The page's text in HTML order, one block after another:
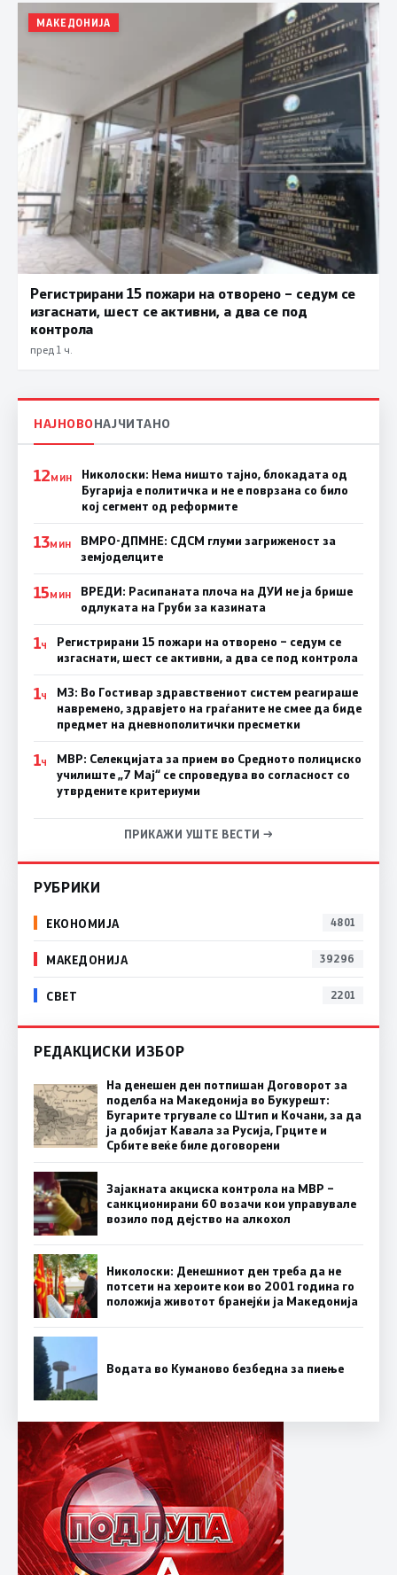
МАКЕДОНИЈА
Регистрирани 15 пожари на отворено – седум се
изгаснати, шест се активни, а два се под
контрола
пред 1 ч.
НАЈНОВОНАЈЧИТАНО
12МИН
Николоски: Нема ништо тајно, блокадата од
Бугарија е политичка и не е поврзана со било
кој сегмент од реформите
13МИН
ВМРО-ДПМНЕ: СДСМ глуми загриженост за
земјоделците
15МИН
ВРЕДИ: Расипаната плоча на ДУИ не ја брише
одлуката на Груби за казината
1Ч
Регистрирани 15 пожари на отворено – седум се
изгаснати, шест се активни, а два се под контрола
1Ч
МЗ: Во Гостивар здравствениот систем реагираше
навремено, здравјето на граѓаните не смее да биде
предмет на дневнополитички пресметки
1Ч
МВР: Селекцијата за прием во Средното полициско
училиште „7 Мај“ се спроведува во согласност со
утврдените критериуми
ПРИКАЖИ УШТЕ ВЕСТИ →
РУБРИКИ
ЕКОНОМИЈА 4801
МАКЕДОНИЈА 39296
СВЕТ 2201
РЕДАКЦИСКИ ИЗБОР
На денешен ден потпишан Договорот за
поделба на Македонија во Букурешт:
Бугарите тргувале со Штип и Кочани, за да
ја добијат Кавала за Русија, Грците и
Србите веќе биле договорени
Зајакната акциска контрола на МВР –
санкционирани 60 возачи кои управувале
возило под дејство на алкохол
Николоски: Денешниот ден треба да не
потсети на хероите кои во 2001 година го
положија животот бранејќи ја Македонија
Водата во Куманово безбедна за пиење